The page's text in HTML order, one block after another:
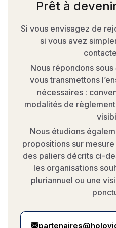
Prêt à
Si vous envisagez de
si vous avez
Nous répondons
vous transmettons
nécessaires :
modalités de
Nous étudions
propositions sur
des paliers décrits ci-
les organisations
pluriannuel ou une